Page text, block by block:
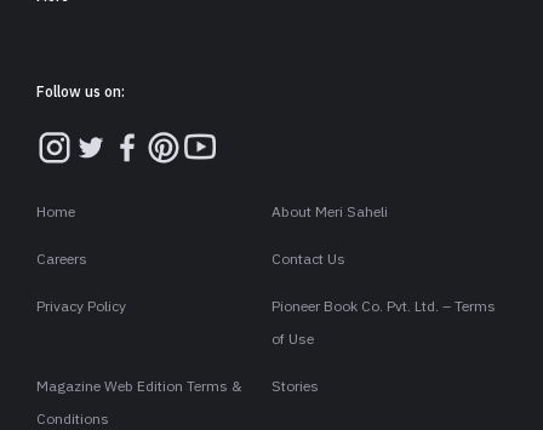
Follow us on:
Home About Meri Saheli
Careers Contact Us
Privacy Policy
Pioneer Book Co. Pvt. Ltd. – Terms
of Use
Magazine Web Edition Terms &
Conditions
Stories